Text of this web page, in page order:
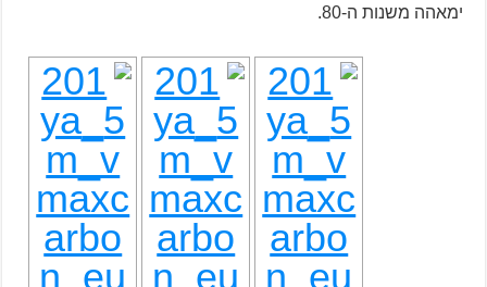
ימאהה משנות ה-80.